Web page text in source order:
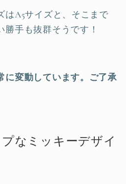
はA5サイズと、そこまで
手も抜群そうです！
変動しています。ご了承
なミッキーデザイ